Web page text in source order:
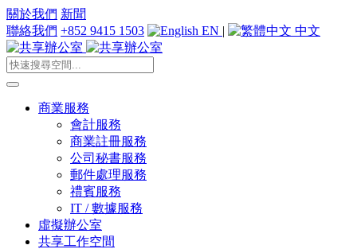
關於我們 新聞
聯絡我們 +852 9415 1503 EN | 中文
商業服務
會計服務
商業註冊服務
公司秘書服務
郵件處理服務
禮賓服務
IT / 數據服務
虛擬辦公室
共享工作空間